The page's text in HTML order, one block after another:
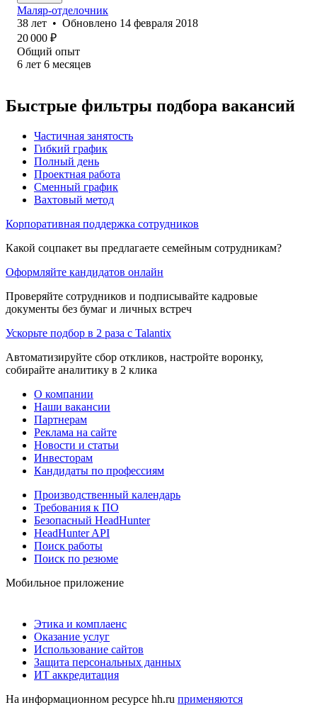
Маляр-отделочник
38 лет • Обновлено 14 февраля 2018
20 000 ₽
Общий опыт
6 лет 6 месяцев
Быстрые фильтры подбора вакансий
Частичная занятость
Гибкий график
Полный день
Проектная работа
Сменный график
Вахтовый метод
Корпоративная поддержка сотрудников
Какой соцпакет вы предлагаете семейным сотрудникам?
Оформляйте кандидатов онлайн
Проверяйте сотрудников и подписывайте кадровые
документы без бумаг и личных встреч
Ускорьте подбор в 2 раза с Talantix
Автоматизируйте сбор откликов, настройте воронку,
собирайте аналитику в 2 клика
О компании
Наши вакансии
Партнерам
Реклама на сайте
Новости и статьи
Инвесторам
Кандидаты по профессиям
Производственный календарь
Требования к ПО
Безопасный HeadHunter
HeadHunter API
Поиск работы
Поиск по резюме
Мобильное приложение
Этика и комплаенс
Оказание услуг
Использование сайтов
Защита персональных данных
ИТ аккредитация
На информационном ресурсе hh.ru применяются